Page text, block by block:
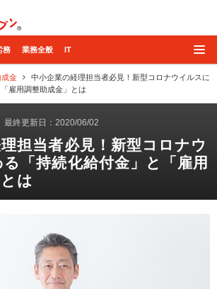
務 業務全般 IT
成金
中小企業の経理担当者必見！新型コロナウイルスに
雇用調整助成金」とは
最終更新日：2020/06/02
担当者必見！新型コロナウ
「持続化給付金」と「雇用
は